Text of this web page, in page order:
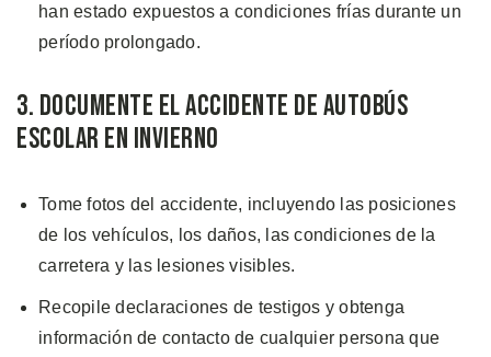
han estado expuestos a condiciones frías durante un
período prolongado.
3. Documente el Accidente de Autobús
escolar en Invierno
Tome fotos del accidente, incluyendo las posiciones
de los vehículos, los daños, las condiciones de la
carretera y las lesiones visibles.
Recopile declaraciones de testigos y obtenga
información de contacto de cualquier persona que